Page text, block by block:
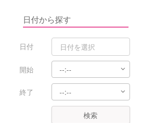
日付から探す
日付
開始
終了
検索